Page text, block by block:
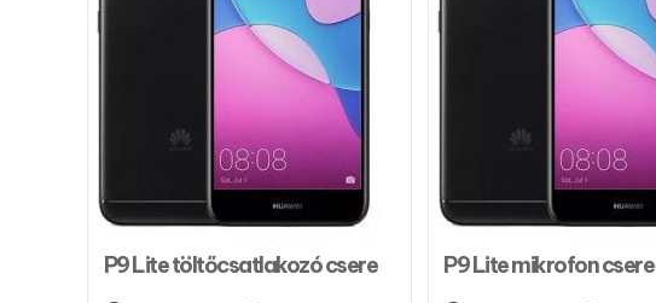
P9 Lite töltőcsatlakozó csere P9 Lite mikrofon csere